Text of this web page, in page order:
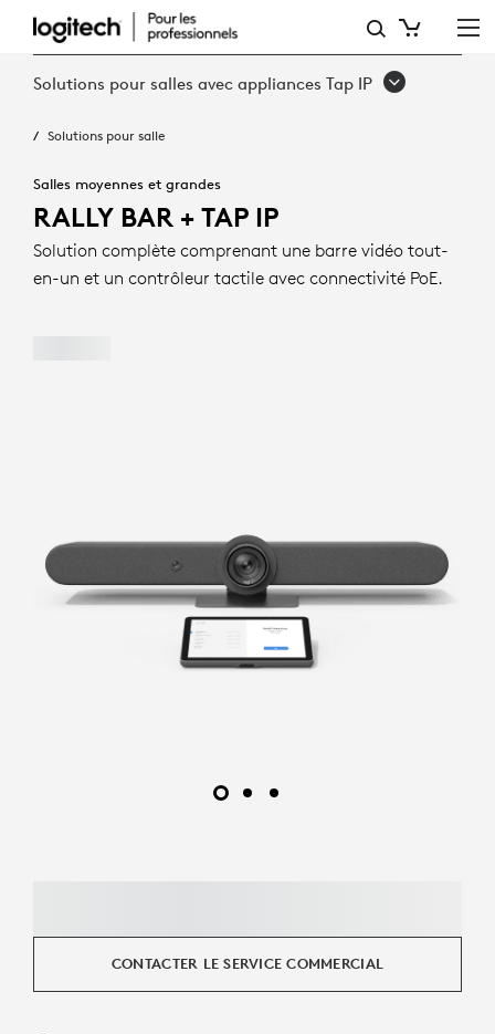
RALLY BAR
Solutions pour salles avec appliances Tap IP
Solutions pour salle
Salles moyennes et grandes
RALLY BAR + TAP IP
Solution complète comprenant une barre vidéo tout-
en-un et un contrôleur tactile avec connectivité PoE.
CONTACTER LE SERVICE COMMERCIAL